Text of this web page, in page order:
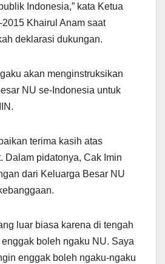
Indonesia,” kata Ketua
Khairul Anam saat
deklarasi dukungan.
akan menginstruksikan
NU se-Indonesia untuk
terima kasih atas
Dalam pidatonya, Cak Imin
dari Keluarga Besar NU
luar biasa karena di tengah
boleh ngaku NU. Saya
enggak boleh ngaku-ngaku